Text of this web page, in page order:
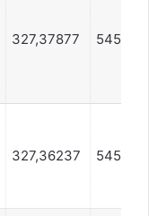
327,37877 545745
327,36237 545745